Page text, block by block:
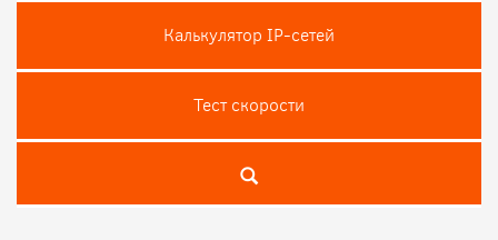
Калькулятор IP-сетей
Тест скороcти